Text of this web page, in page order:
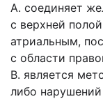
A. соединяет
с верхней
атриальным,
с области
B. является
либо